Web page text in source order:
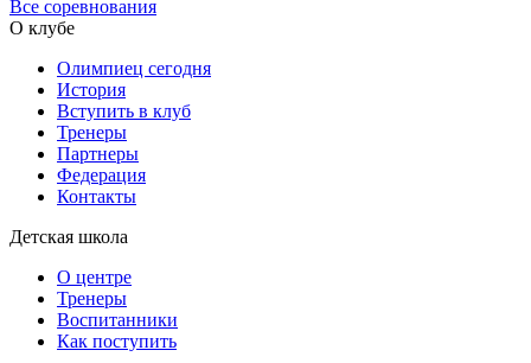
Все соревнования
О клубе
Олимпиец сегодня
История
Вступить в клуб
Тренеры
Партнеры
Федерация
Контакты
Детская школа
О центре
Тренеры
Воспитанники
Как поступить